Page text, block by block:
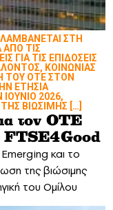
ΣΤΗ
ΑΠΟ ΤΙΣ
ΓΙΑ ΤΙΣ ΕΠΙΔΟΣΕΙΣ
ΚΟΙΝΩΝΙΑΣ
ΤΟΥ ΟΤΕ ΣΤΟΝ
ΕΤΗΣΙΑ
2026,
ΒΙΩΣΙΜΗΣ […]
τον ΟΤΕ
FTSE4Good
και το
της βιώσιμης
του Ομίλου